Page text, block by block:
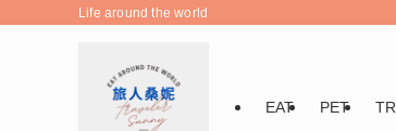
Life around the world
EAT PET